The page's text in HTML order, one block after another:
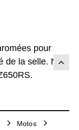
pour
de la selle. Non
Motos